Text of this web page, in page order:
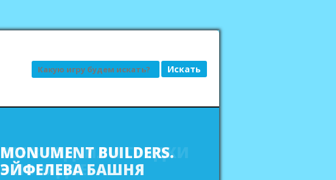
Поиск
ВСЕ В САД, ИЛИ ГРЯДКИ
В ПОРЯДКЕ